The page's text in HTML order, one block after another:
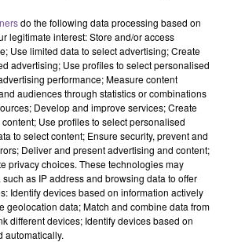
recherche un opérateur sacherie
organiser et approvisionner le poste de
Conditionner les produits.
produits. Entretien, rangement de son
des déchets. Horaires d'équipe :
do the following data processing based on
legitimate interest: Store and/or access
Use limited data to select advertising; Create
advertising; Use profiles to select personalised
performance; Measure content
audiences through statistics or combinations
Develop and improve services; Create
Use profiles to select personalised
to select content; Ensure security, prevent and
Deliver and present advertising and content;
privacy choices. These technologies may
as IP address and browsing data to offer
Identify devices based on information actively
geolocation data; Match and combine data from
different devices; Identify devices based on
automatically.